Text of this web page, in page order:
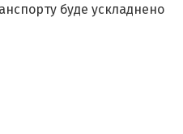
буде ускладнено